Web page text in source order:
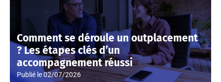
Comment se déroule un outplacement
? Les étapes clés d’un
accompagnement réussi
Publié le02/07/2026